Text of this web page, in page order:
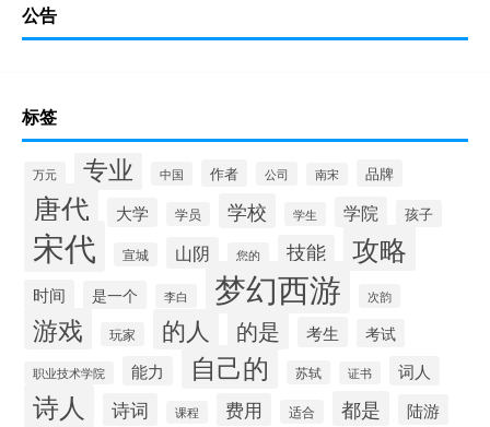
公告
标签
万元 专业 中国 作者 公司 南宋 品牌
唐代 大学 学员 学校 学生 学院 孩子
宋代 宣城 山阴 您的 技能 攻略
时间 是一个 李白 梦幻西游 次韵
游戏 玩家 的人 的是 考生 考试
职业技术学院 能力 自己的 苏轼 证书 词人
诗人 诗词 课程 费用 适合 都是 陆游